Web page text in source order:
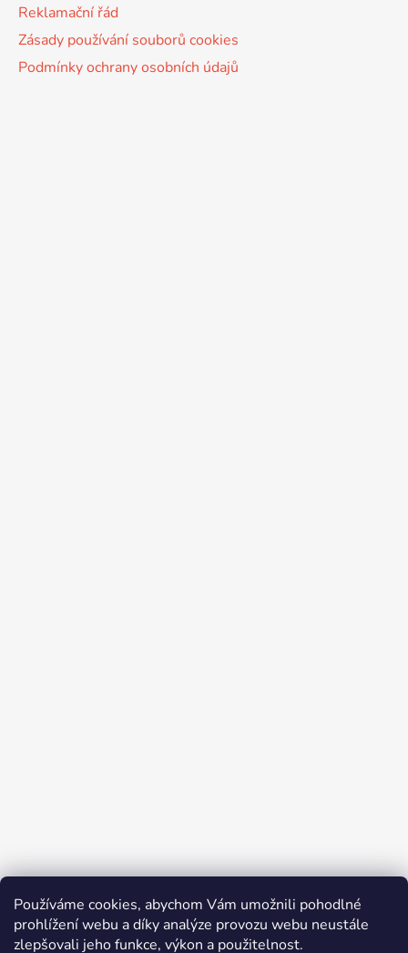
Používáme cookies, abychom Vám umožnili pohodlné
prohlížení webu a díky analýze provozu webu neustále
zlepšovali jeho funkce, výkon a použitelnost.
Reklamační řád
Zásady používání souborů cookies
Podmínky ochrany osobních údajů